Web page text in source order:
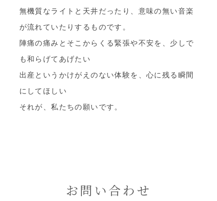
無機質なライトと天井だったり、意味の無い音楽
が流れていたりするものです。
陣痛の痛みとそこからくる緊張や不安を、少しで
も和らげてあげたい
出産というかけがえのない体験を、心に残る瞬間
にしてほしい
それが、私たちの願いです。
お問い合わせ